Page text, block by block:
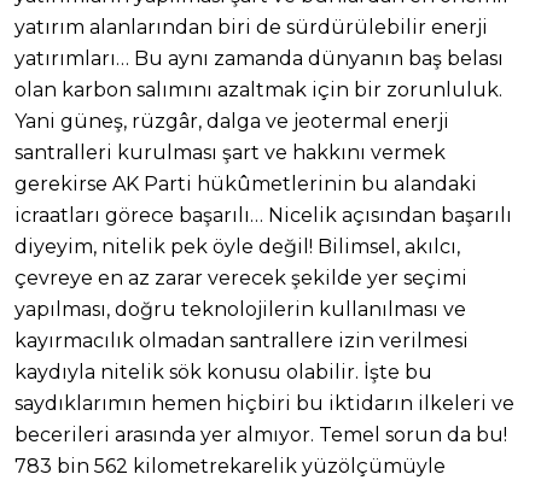
yatırım alanlarından biri de sürdürülebilir enerji
yatırımları… Bu aynı zamanda dünyanın baş belası
olan karbon salımını azaltmak için bir zorunluluk.
Yani güneş, rüzgâr, dalga ve jeotermal enerji
santralleri kurulması şart ve hakkını vermek
gerekirse AK Parti hükûmetlerinin bu alandaki
icraatları görece başarılı… Nicelik açısından başarılı
diyeyim, nitelik pek öyle değil! Bilimsel, akılcı,
çevreye en az zarar verecek şekilde yer seçimi
yapılması, doğru teknolojilerin kullanılması ve
kayırmacılık olmadan santrallere izin verilmesi
kaydıyla nitelik sök konusu olabilir. İşte bu
saydıklarımın hemen hiçbiri bu iktidarın ilkeleri ve
becerileri arasında yer almıyor. Temel sorun da bu!
783 bin 562 kilometrekarelik yüzölçümüyle